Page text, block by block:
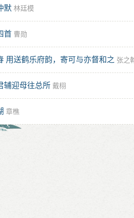
默 林廷模
首 曹勋
用送鹤乐府韵，寄可与亦督和之 张之
辅迎母往总所 戴栩
章樵